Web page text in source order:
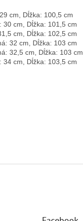
cm, Dĺžka: 100,5 cm
30 cm, Dĺžka: 101,5 cm
cm, Dĺžka: 102,5 cm
32 cm, Dĺžka: 103 cm
32,5 cm, Dĺžka: 103 cm
34 cm, Dĺžka: 103,5 cm